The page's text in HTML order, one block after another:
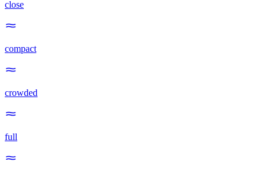
close
compact
crowded
full